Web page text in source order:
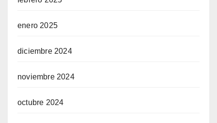
enero 2025
diciembre 2024
noviembre 2024
octubre 2024